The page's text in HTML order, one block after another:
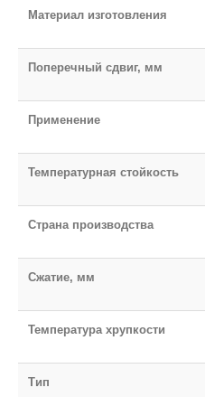
Материал изготовления
Поперечный сдвиг, мм
Применение
Температурная стойкость
Страна производства
Сжатие, мм
Температура хрупкости
Тип